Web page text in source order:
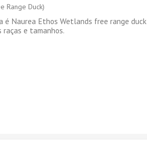
Range Duck)
é Naurea Ethos Wetlands free range duck
e tamanhos.